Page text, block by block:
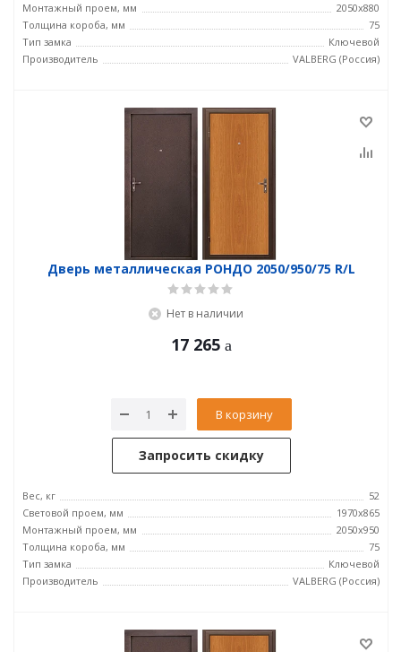
Монтажный проем, мм
2050x880
Толщина короба, мм
75
Тип замка
Ключевой
Производитель
VALBERG (Россия)
Дверь металлическая РОНДО 2050/950/75 R/L
Нет в наличии
17 265
В корзину
Запросить скидку
Вес, кг
52
Световой проем, мм
1970x865
Монтажный проем, мм
2050x950
Толщина короба, мм
75
Тип замка
Ключевой
Производитель
VALBERG (Россия)